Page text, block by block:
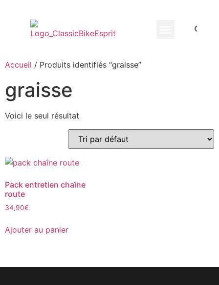
Accueil / Produits identifiés “graisse”
graisse
Voici le seul résultat
Pack entretien chaîne
route
34,90€
Ajouter au panier